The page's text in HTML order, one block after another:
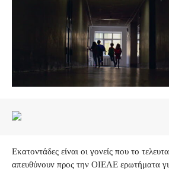
Εκατοντάδες είναι οι γονείς που το
απευθύνουν προς την ΟΙΕΛΕ ερωτήματα